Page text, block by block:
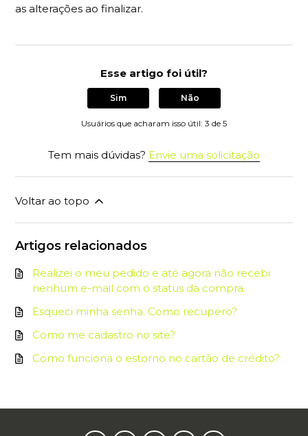
as alterações ao finalizar.
Esse artigo foi útil?
Sim Não
Usuários que acharam isso útil: 3 de 5
Tem mais dúvidas? Envie uma solicitação
Voltar ao topo
Artigos relacionados
Realizei o meu pedido e até agora não recebi
nenhum e-mail com o status da compra.
Esqueci minha senha. Como recupero?
Como me cadastro no site?
Como funciona o estorno no cartão de crédito?